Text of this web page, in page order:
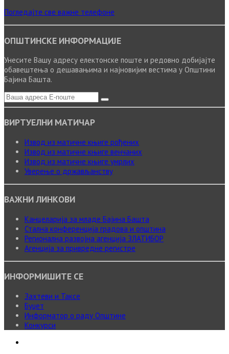
Погледајте све важне телефоне
ОПШТИНСКЕ ИНФОРМАЦИЈЕ
Унесите Вашу адресу електонске поште и редовно добијајте
обавештења о дешавањима и најновијим вестима у Општини
Бајина Башта.
ВИРТУЕЛНИ МАТИЧАР
Извод из матичне књиге рођених
Извод из матичне књиге венчаних
Извод из матичне књиге умрлих
Уверење о држављанству
ВАЖНИ ЛИНКОВИ
Канцеларија за младе Бајина Башта
Стална конференција градова и општина
Регионална развојна агенција ЗЛАТИБОР
Агенција за привредне регистре
ИНФОРМИШИТЕ СЕ
Захтеви и Таксе
Буџет
Информатор о раду Општине
Конкурси